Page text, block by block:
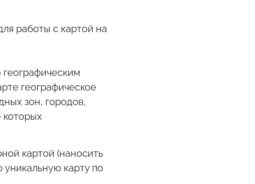
работы с картой на
географическое
зон, городов,
которых
картой (наносить
уникальную карту по